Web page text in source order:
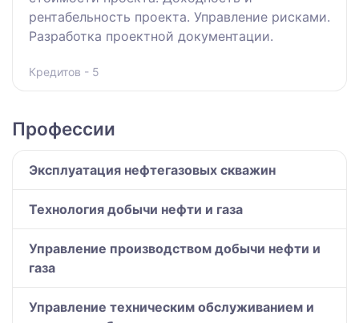
рентабельность проекта. Управление рисками.
Разработка проектной документации.
Кредитов - 5
Профессии
Эксплуатация нефтегазовых скважин
Технология добычи нефти и газа
Управление производством добычи нефти и
газа
Управление техническим обслуживанием и